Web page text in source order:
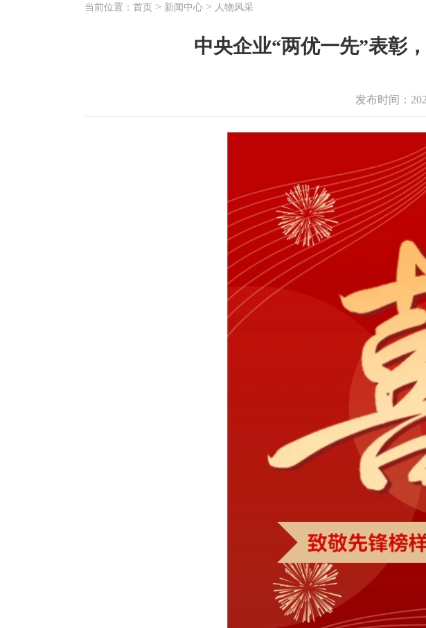
当前位置： 首页 > 新闻中心 > 人物风采
中央企业“两优一先”表彰
发布时间：